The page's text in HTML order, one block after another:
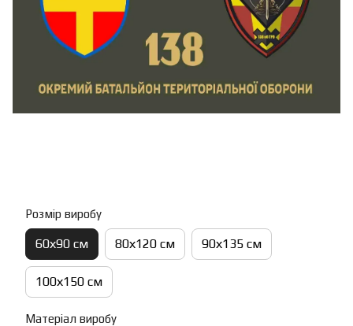
Розмір виробу
60х90 см 80х120 см 90х135 см
100х150 см
Матеріал виробу